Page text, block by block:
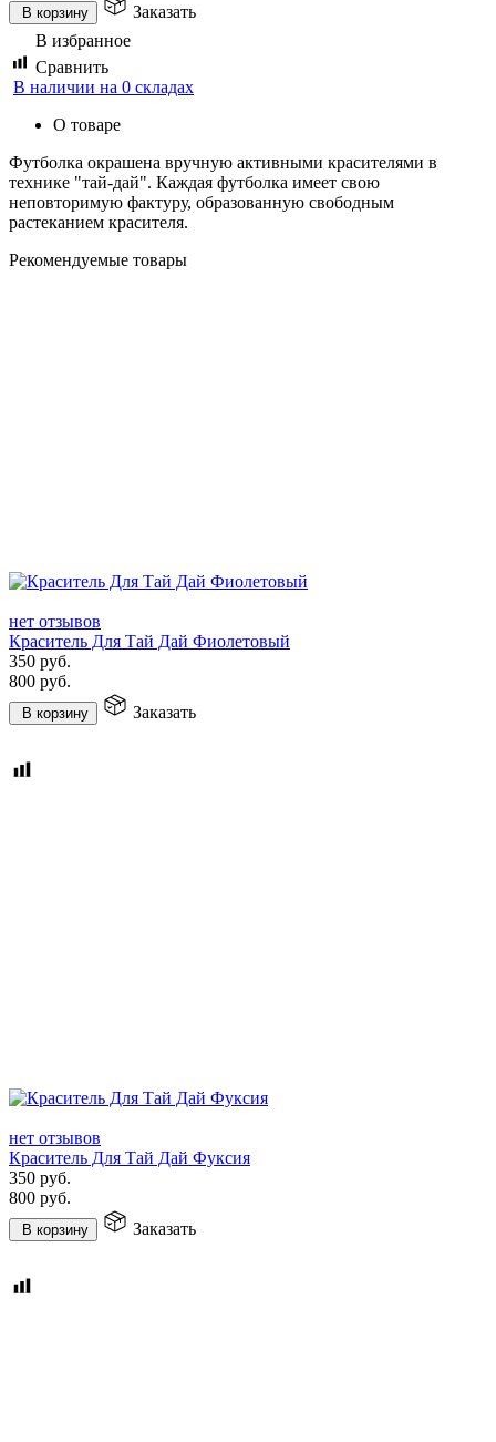
В корзину
Заказать
В избранное
Сравнить
В наличии на 0 складах
О товаре
Футболка окрашена вручную активными красителями в
технике "тай-дай". Каждая футболка имеет свою
неповторимую фактуру, образованную свободным
растеканием красителя.
Рекомендуемые товары
нет отзывов
Краситель Для Тай Дай Фиолетовый
350 руб.
800 руб.
В корзину Заказать
нет отзывов
Краситель Для Тай Дай Фуксия
350 руб.
800 руб.
В корзину Заказать